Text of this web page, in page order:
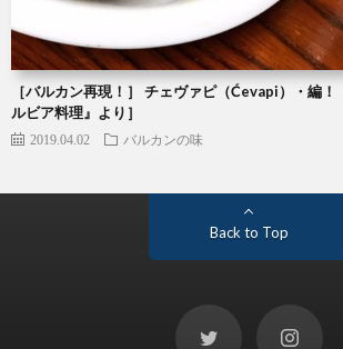
［バルカン再現！］ チェヴァピ（Ćevapi）・編
ルビア料理』より］
2019.04.02 バルカンの味
Back to Top